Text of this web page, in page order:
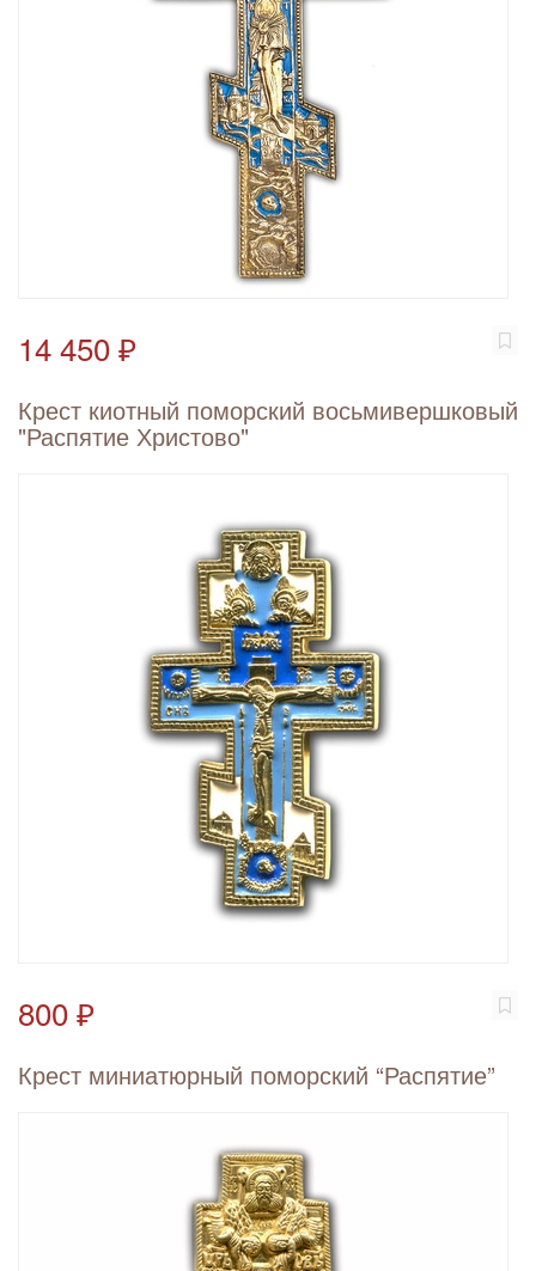
14 450 ₽
Крест киотный поморский восьмивершковый
"Распятие Христово"
800 ₽
Крест миниатюрный поморский “Распятие”